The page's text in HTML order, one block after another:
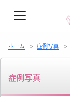
ホーム 症例写真
症例写真